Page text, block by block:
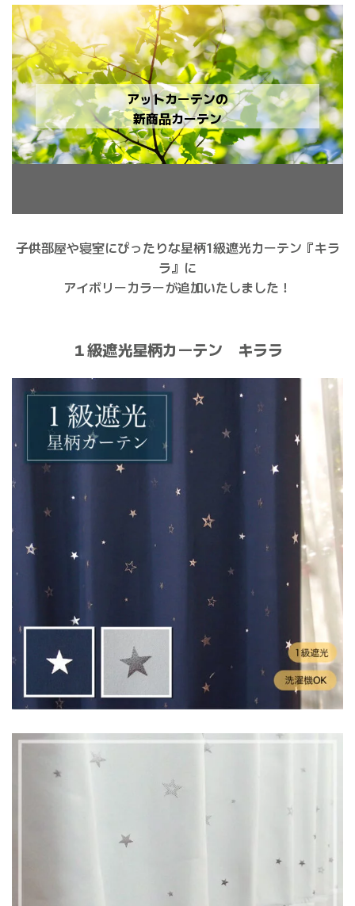
アットカーテンの
新商品カーテン
子供部屋や寝室にぴったりな星柄1級遮光カーテン『キラ
ラ』に
アイボリーカラーが追加いたしました！
１級遮光星柄カーテン キララ